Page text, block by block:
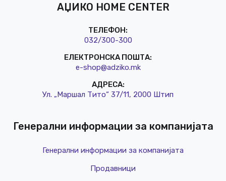
АЏИКО HOME CENTER
ТЕЛЕФОН:
032/300-300
ЕЛЕКТРОНСКА ПОШТА:
e-shop@adziko.mk
АДРЕСА:
Ул. „Маршал Тито“ 37/11, 2000 Штип
Генерални информации за компанијата
Генерални информации за компанијата
Продавници